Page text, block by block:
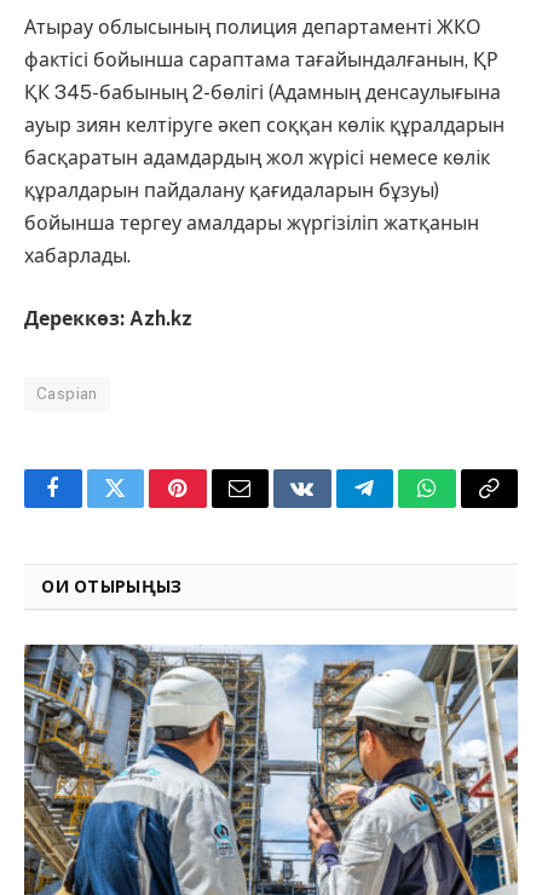
Атырау облысының полиция департаменті ЖКО
фактісі бойынша сараптама тағайындалғанын, ҚР
ҚК 345-бабының 2-бөлігі (Адамның денсаулығына
ауыр зиян келтiруге әкеп соққан көлiк құралдарын
басқаратын адамдардың жол жүрісі немесе көлiк
құралдарын пайдалану қағидаларын бұзуы)
бойынша тергеу амалдары жүргізіліп жатқанын
хабарлады.
Дереккөз: Azh.kz
Caspian
FacebookTwitterPinterestEmail VKontakteTelegramWhatsApp
Copy
ОҚИ ОТЫРЫҢЫЗ